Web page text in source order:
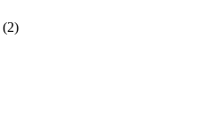
(2)